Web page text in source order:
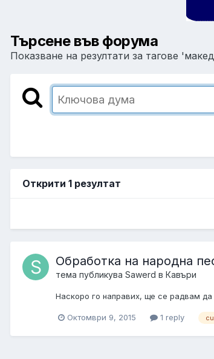
Търсене във форума
Показване на резултати за тагове
Открити 1 резултат
Обработка на народна
тема публикува Sawerd в Кавъри
Наскоро го направих, ще се радвам
Октомври 9, 2015 1 reply